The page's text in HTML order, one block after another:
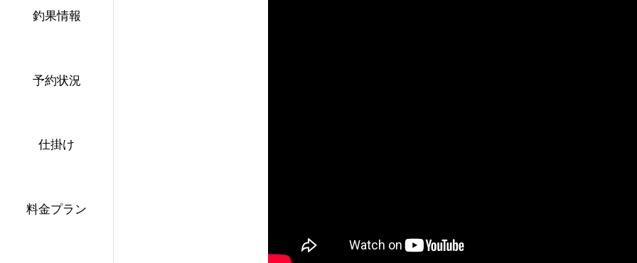
釣果情報
予約状況
仕掛け
料金プラン